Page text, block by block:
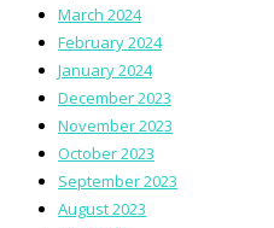
March 2024
February 2024
January 2024
December 2023
November 2023
October 2023
September 2023
August 2023